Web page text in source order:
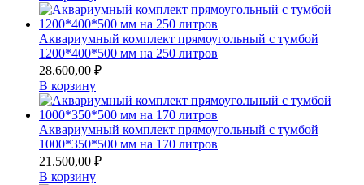
составляла
34.600,00 ₽.
30.400,00 ₽.
Аквариумный комплект прямоугольный с тумбой
1200*400*500 мм на 250 литров
28.600,00 ₽
В корзину
Аквариумный комплект прямоугольный с тумбой
1000*350*500 мм на 170 литров
21.500,00 ₽
В корзину